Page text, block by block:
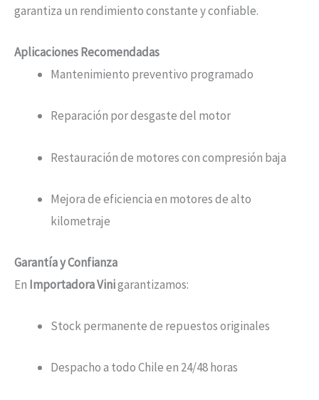
garantiza un rendimiento constante y confiable.
Aplicaciones Recomendadas
Mantenimiento preventivo programado
Reparación por desgaste del motor
Restauración de motores con compresión baja
Mejora de eficiencia en motores de alto
kilometraje
Garantía y Confianza
En Importadora Vinigarantizamos:
Stock permanente de repuestos originales
Despacho a todo Chile en 24/48 horas